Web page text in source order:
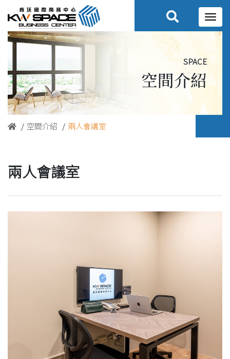
space
空間介紹
空間介紹 兩人會議室
兩人會議室